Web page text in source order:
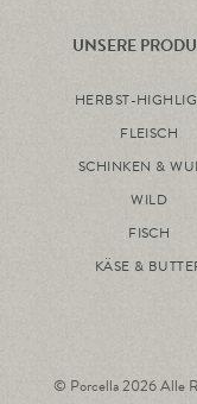
UNSERE
HERBST-
FLEISCH
SCHINKEN &
WILD
FISCH
KÄSE &
© Porcella 2026 Alle